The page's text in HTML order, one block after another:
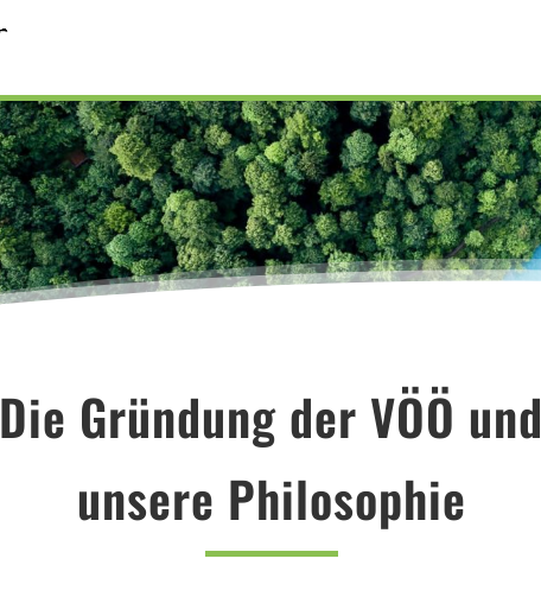
Die Gründung der VÖÖ und
unsere Philosophie